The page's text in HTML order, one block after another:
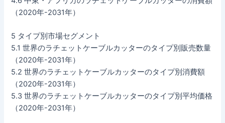
（2020年-2031年）
5 タイプ別市場セグメント
5.1 世界のラチェットケーブルカッターのタイプ別販売数量
（2020年-2031年）
5.2 世界のラチェットケーブルカッターのタイプ別消費額
（2020年-2031年）
5.3 世界のラチェットケーブルカッターのタイプ別平均価格
（2020年-2031年）